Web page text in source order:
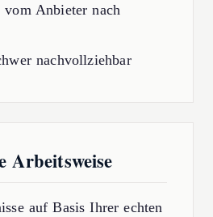
Anbieter nach
nachvollziehbar
Arbeitsweise
auf Basis Ihrer echten